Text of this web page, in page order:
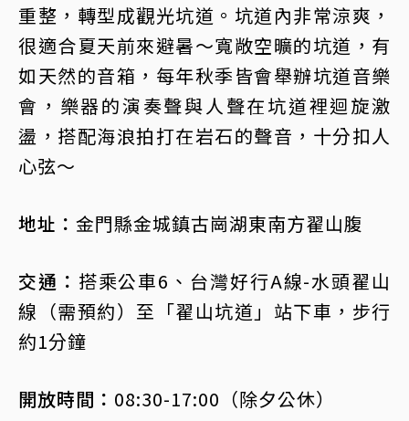
重整，轉型成觀光坑道。坑道內非常涼爽，
很適合夏天前來避暑～寬敞空曠的坑道，有
如天然的音箱，每年秋季皆會舉辦坑道音樂
會，樂器的演奏聲與人聲在坑道裡迴旋激
盪，搭配海浪拍打在岩石的聲音，十分扣人
心弦～
地址： 金門縣金城鎮古崗湖東南方翟山腹
交通： 搭乘公車6、台灣好行A線-水頭翟山
線（需預約）至「翟山坑道」站下車，步行
約1分鐘
開放時間： 08:30-17:00（除夕公休）